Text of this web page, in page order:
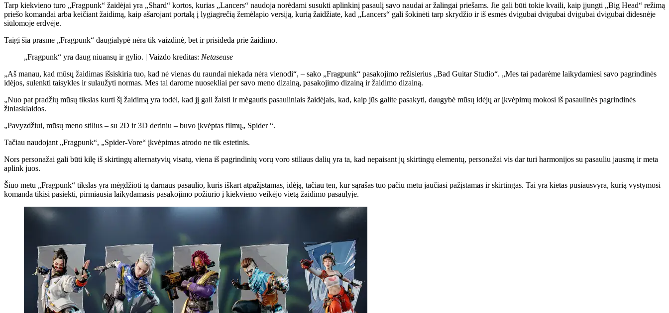
Tarp kiekvieno turo „Fragpunk“ žaidėjai yra „Shard“ kortos, kurias „Lancers“ naudoja norėdami susukti aplinkinį pasaulį savo naudai ar žalingai priešams. Jie gali būti tokie kvaili, kaip įjungti „Big Head“ režimą
priešo komandai arba keičiant žaidimą, kaip ašarojant portalą į lygiagrečią žemėlapio versiją, kurią žaidžiate, kad „Lancers“ gali šokinėti tarp skrydžio ir iš esmės dvigubai dvigubai dvigubai dvigubai didesnėje
siūlomoje erdvėje.
Taigi šia prasme „Fragpunk“ daugialypė nėra tik vaizdinė, bet ir prisideda prie žaidimo.
„Fragpunk“ yra daug niuansų ir gylio. | Vaizdo kreditas: Netasease
„Aš manau, kad mūsų žaidimas išsiskiria tuo, kad nė vienas du raundai niekada nėra vienodi“, – sako „Fragpunk“ pasakojimo režisierius „Bad Guitar Studio“. „Mes tai padarėme laikydamiesi savo pagrindinės
idėjos, sulenkti taisykles ir sulaužyti normas. Mes tai darome nuosekliai per savo meno dizainą, pasakojimo dizainą ir žaidimo dizainą.
„Nuo pat pradžių mūsų tikslas kurti šį žaidimą yra todėl, kad jį gali žaisti ir mėgautis pasauliniais žaidėjais, kad, kaip jūs galite pasakyti, daugybė mūsų idėjų ar įkvėpimų mokosi iš pasaulinės pagrindinės
žiniasklaidos.
„Pavyzdžiui, mūsų meno stilius – su 2D ir 3D deriniu – buvo įkvėptas filmų„ Spider “.
Tačiau naudojant „Fragpunk“, „Spider-Vore“ įkvėpimas atrodo ne tik estetinis.
Nors personažai gali būti kilę iš skirtingų alternatyvių visatų, viena iš pagrindinių vorų voro stiliaus dalių yra ta, kad nepaisant jų skirtingų elementų, personažai vis dar turi harmonijos su pasauliu jausmą ir meta
aplink juos.
Šiuo metu „Fragpunk“ tikslas yra mėgdžioti tą darnaus pasaulio, kuris iškart atpažįstamas, idėją, tačiau ten, kur sąrašas tuo pačiu metu jaučiasi pažįstamas ir skirtingas. Tai yra kietas pusiausvyra, kurią vystymosi
komanda tikisi pasiekti, pirmiausia laikydamasis pasakojimo požiūrio į kiekvieno veikėjo vietą žaidimo pasaulyje.